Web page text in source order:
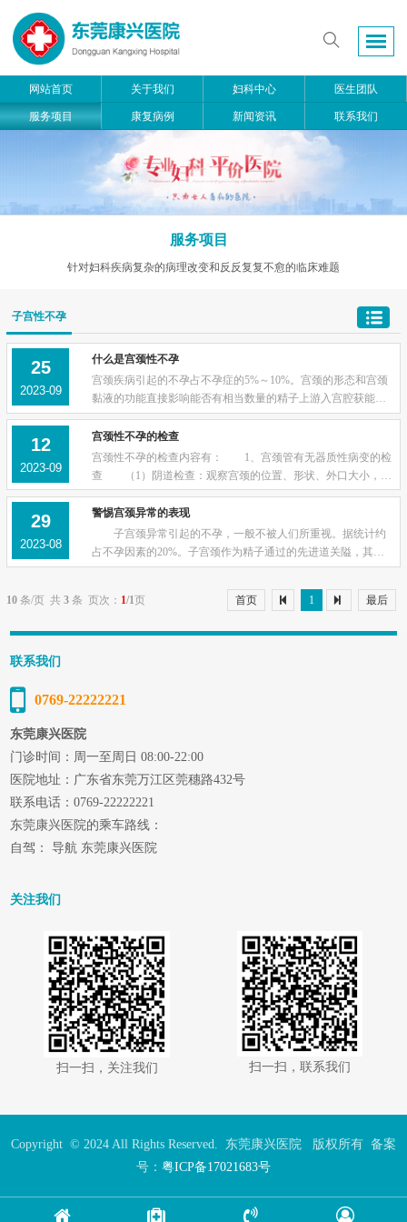
网站首页 关于我们 妇科中心 医生团队
服务项目 康复病例 新闻资讯 联系我们
服务项目
针对妇科疾病复杂的病理改变和反反复复不愈的临床难题
子宫性不孕
25
2023-09
什么是宫颈性不孕
宫颈疾病引起的不孕占不孕症的5%～10%。宫颈的形态和宫颈
黏液的功能直接影响能否有相当数量的精子上游入宫腔获能，
宫颈器质性或功能性疾病影响了精液或精子进入并储存在宫颈
管内。子宫颈作为精子通过的先进道关隘，其...
12
2023-09
宫颈性不孕的检查
宫颈性不孕的检查内容有： 1、宫颈管有无器质性病变的检
查 （1）阴道检查：观察宫颈的位置、形状、外口大小，分
泌物量、性状及有无宫颈糜烂、赘生物等，注意有无宫颈举痛
和子宫旁压痛。同时作宫颈管粘液的细菌...
29
2023-08
警惕宫颈异常的表现
子宫颈异常引起的不孕，一般不被人们所重视。据统计约
占不孕因素的20%。子宫颈作为精子通过的先进道关隘，其解
剖生理上的任何改变均可以影响精子的通过。 病因及临床
表现： 1、宫颈管闭锁与狭窄 先天性宫颈...
10条/页 共 3条 页次： 1/1页 首页 1 最后
联系我们
0769-22222221
东莞康兴医院
门诊时间：周一至周日 08:00-22:00
医院地址：广东省东莞万江区莞穗路432号
联系电话：0769-22222221
东莞康兴医院的乘车路线：
自驾： 导航 东莞康兴医院
关注我们
扫一扫，关注我们 扫一扫，联系我们
Copyright © 2024 All Rights Reserved. 东莞康兴医院 版权所有 备案
号： 粤ICP备17021683号